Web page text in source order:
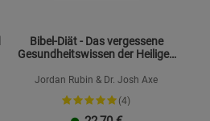
Bibel-Diät - Das vergessene
Gesundheitswissen der Heiligen
Jordan Rubin & Dr. Josh Axe
(4)